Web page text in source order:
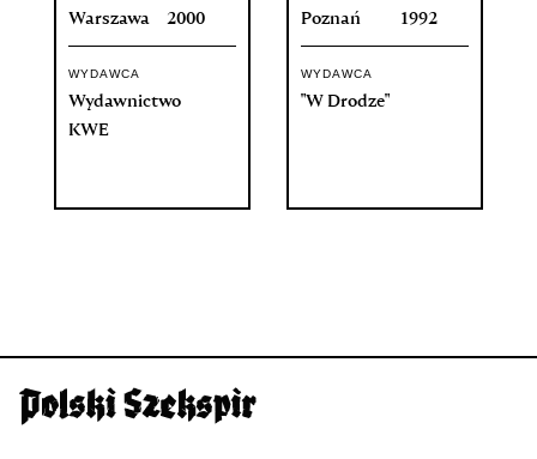
Warszawa 2000
WYDAWCA
Wydawnictwo
KWE
Poznań 1992
WYDAWCA
"W Drodze"